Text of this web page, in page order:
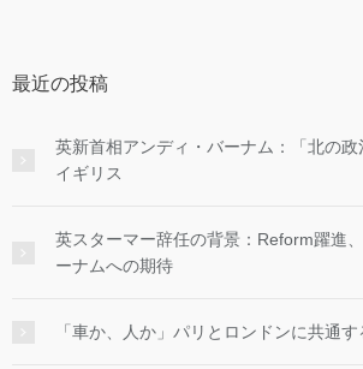
最近の投稿
英新首相アンディ・バーナム：「北の
イギリス
英スターマー辞任の背景：Reform躍進
ーナムへの期待
「車か、人か」パリとロンドンに共通